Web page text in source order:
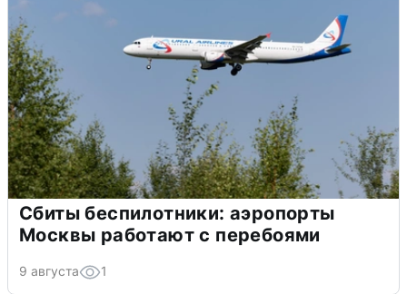
Сбиты беспилотники: аэропорты
Москвы работают с перебоями
9 августа 1